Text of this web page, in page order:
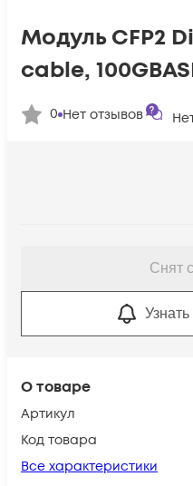
О товаре
Артикул
Код товара
Все характеристики
Модуль CFP2
cable,
0 Нет отзывов
Снят